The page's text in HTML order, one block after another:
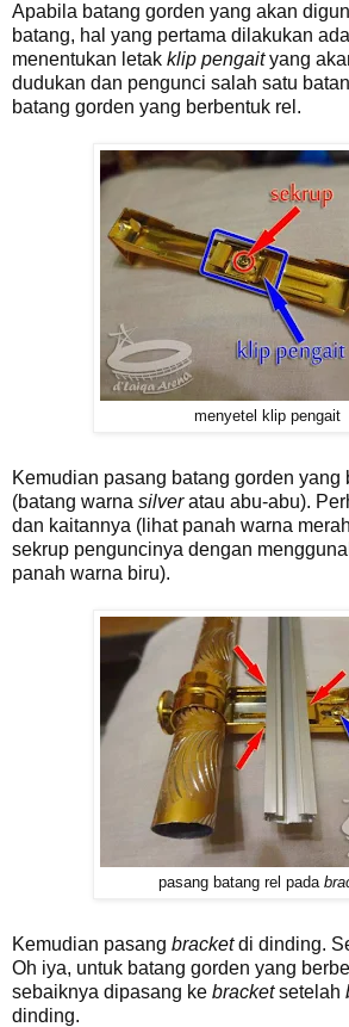
Apabila batang gorden yang akan
batang, hal yang pertama dilakukan
menentukan letak klip pengaityang
dudukan dan pengunci salah satu
batang gorden yang berbentuk rel.
menyetel klip pengait
Kemudian pasang batang gorden yang
(batang warna silveratau abu-abu).
dan kaitannya (lihat panah warna
sekrup penguncinya dengan
panah warna biru).
pasang batang rel pada
Kemudian pasang bracketdi dinding.
Oh iya, untuk batang gorden yang
sebaiknya dipasang ke bracketsetelah
dinding.